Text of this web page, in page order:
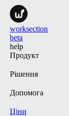
worksection
beta
help
Продукт
Рішення
Допомога
Ціни